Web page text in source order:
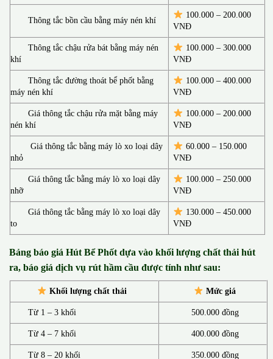
Thông tắc bồn cầu bằng máy nén khí
100.000 – 200.000
VNĐ
Thông tắc chậu rửa bát bằng máy nén
khí
100.000 – 300.000
VNĐ
Thông tắc đường thoát bể phốt bằng
máy nén khí
100.000 – 400.000
VNĐ
Giá thông tắc chậu rửa mặt bằng máy
nén khí
100.000 – 200.000
VNĐ
Giá thông tắc bằng máy lò xo loại dây
nhỏ
60.000 – 150.000
VNĐ
Giá thông tắc bằng máy lò xo loại dây
nhỡ
100.000 – 250.000
VNĐ
Giá thông tắc bằng máy lò xo loại dây
to
130.000 –450.000
VNĐ
Bảng báo giá Hút Bể Phốt dựa vào khối lượng chất thải hút
ra, báo giá dịch vụ rút hầm cầu được tính như sau:
Khối lượng chất thải Mức giá
Từ 1 – 3 khối 500.000 đồng
Từ 4 – 7 khối 400.000 đồng
Từ 8 – 20 khối 350.000 đồng